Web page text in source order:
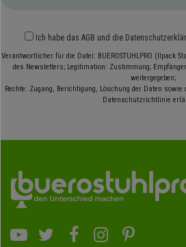
Ich habe das AGB und die
Verantwortlicher für die Datei: BUEROSTUHLPRO (Ilpack
des Newsletters; Legitimation: Zustimmung;
weitergegeben;
Rechte: Zugang, Berichtigung, Löschung der Daten
Datenschutzrichtlinie